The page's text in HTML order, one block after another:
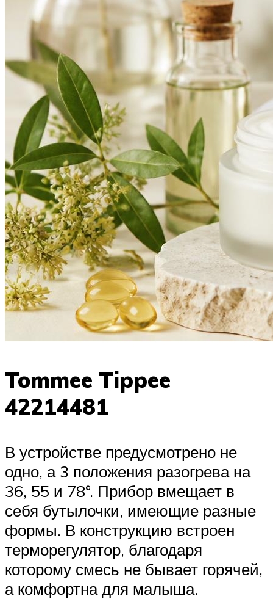
Tommee Tippee
42214481
В устройстве предусмотрено не
одно, а 3 положения разогрева на
36, 55 и 78°. Прибор вмещает в
себя бутылочки, имеющие разные
формы. В конструкцию встроен
терморегулятор, благодаря
которому смесь не бывает горячей,
а комфортна для малыша.